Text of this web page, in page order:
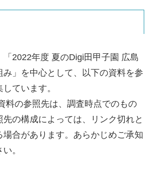
「2022年度 夏のDigi田甲子園 広島
み」を中心として、以下の資料を参
ています。
料の参照先は、調査時点でのもの
先の構成によっては、リンク切れと
場合があります。あらかじめご承知
。